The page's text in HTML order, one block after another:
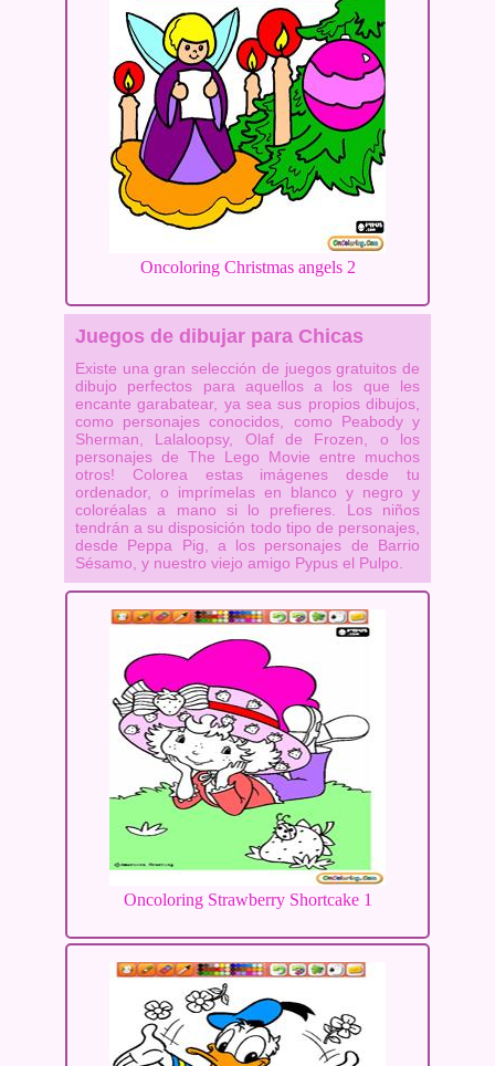
Oncoloring Christmas angels 2
Juegos de dibujar para Chicas
Existe una gran selección de juegos gratuitos de
dibujo perfectos para aquellos a los que les
encante garabatear, ya sea sus propios dibujos,
como personajes conocidos, como Peabody y
Sherman, Lalaloopsy, Olaf de Frozen, o los
personajes de The Lego Movie entre muchos
otros! Colorea estas imágenes desde tu
ordenador, o imprímelas en blanco y negro y
coloréalas a mano si lo prefieres. Los niños
tendrán a su disposición todo tipo de personajes,
desde Peppa Pig, a los personajes de Barrio
Sésamo, y nuestro viejo amigo Pypus el Pulpo.
Oncoloring Strawberry Shortcake 1